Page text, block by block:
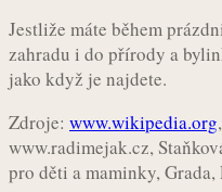
Jestliže máte během
zahradu i do přírody a
jako když je najdete.
Zdroje: www.wikipedia.org
www.radimejak.cz,
pro děti a maminky, Grada,